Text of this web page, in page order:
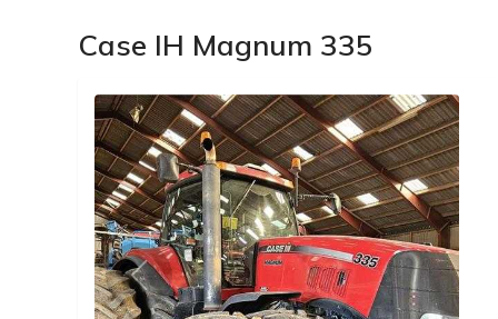
Case IH Magnum 335